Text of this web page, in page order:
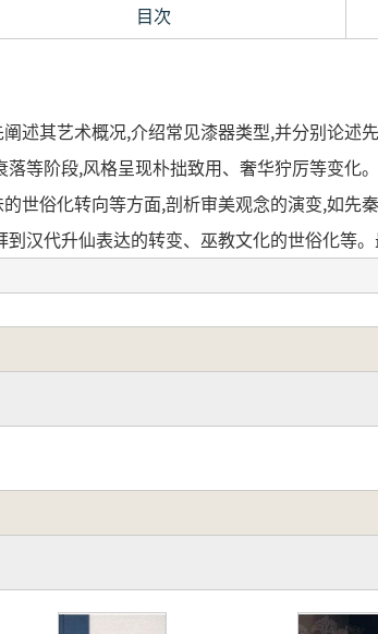
目次
述其艺术概况,介绍常见漆器类型,并分别论述
等阶段,风格呈现朴拙致用、奢华狞厉等变化
世俗化转向等方面,剖析审美观念的演变,如先
汉代升仙表达的转变、巫教文化的世俗化等
深く探究したものです。まず、その芸術的
人観の変遷、神祇崇拝から仙界観念への移
ように展開したか、巫教文化がどのように
して、境界美・造形美・空間美・線条美な